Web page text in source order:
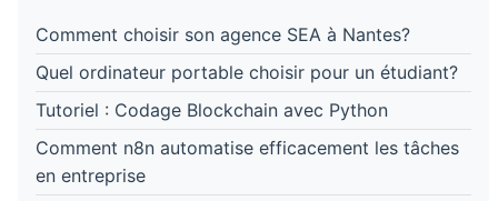
Comment choisir son agence SEA à Nantes?
Quel ordinateur portable choisir pour un étudiant?
Tutoriel : Codage Blockchain avec Python
Comment n8n automatise efficacement les tâches
en entreprise